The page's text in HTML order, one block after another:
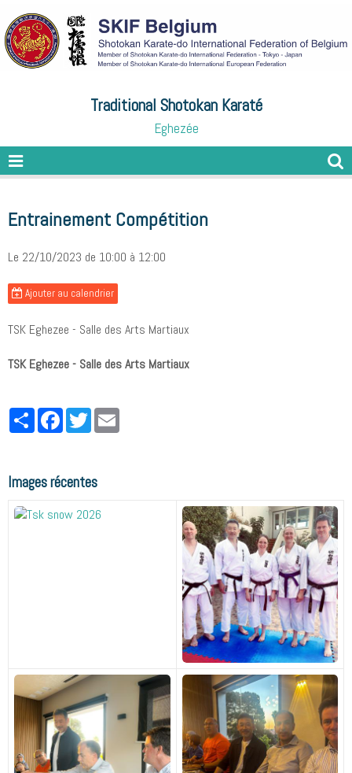
Traditional Shotokan Karaté
Eghezée
Entrainement Compétition
Le 22/10/2023 de 10:00 à 12:00
Ajouter au calendrier
TSK Eghezee - Salle des Arts Martiaux
TSK Eghezee - Salle des Arts Martiaux
PartagerFacebookTwitter
Images récentes